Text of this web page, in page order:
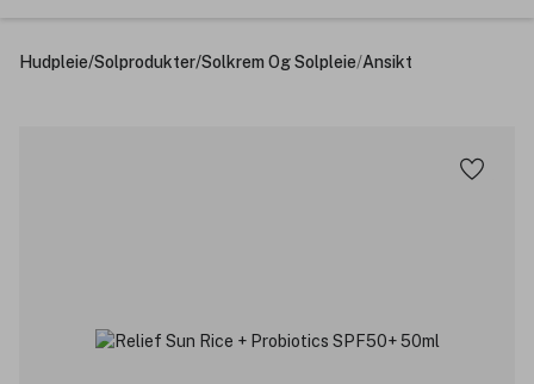
Hudpleie/Solprodukter/Solkrem Og Solpleie/Ansikt